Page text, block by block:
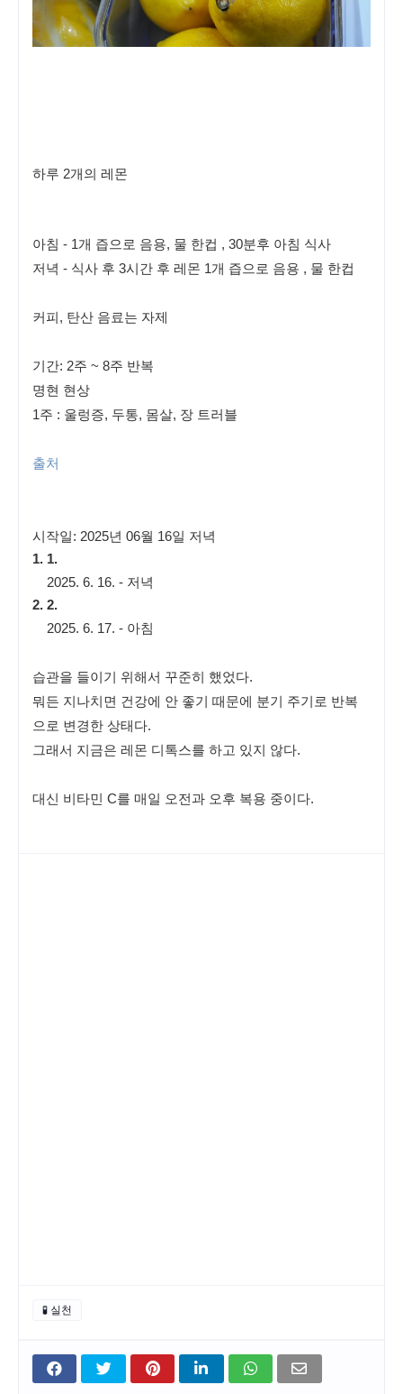
하루 2개의 레몬
아침 - 1개 즙으로 음용, 물 한컵 , 30분후 아침 식사
저녁 - 식사 후 3시간 후 레몬 1개 즙으로 음용 , 물 한컵
커피, 탄산 음료는 자제
기간: 2주 ~ 8주 반복
명현 현상
1주 : 울렁증, 두통, 몸살, 장 트러블
출처
시작일: 2025년 06월 16일 저녁
2025. 6. 16. - 저녁
2025. 6. 17. - 아침
습관을 들이기 위해서 꾸준히 했었다.
뭐든 지나치면 건강에 안 좋기 때문에 분기 주기로 반복
으로 변경한 상태다.
그래서 지금은 레몬 디톡스를 하고 있지 않다.
대신 비타민 C를 매일 오전과 오후 복용 중이다.
🧪 실천